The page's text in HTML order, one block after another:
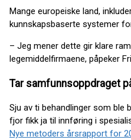
Mange europeiske land,
kunnskapsbaserte systemer
– Jeg mener dette gir klare
legemiddelfirmaene, påpeker
Tar samfunnsoppdraget
Sju av ti behandlinger som ble
fjor fikk ja til innføring i
Nye metoders årsrapport for